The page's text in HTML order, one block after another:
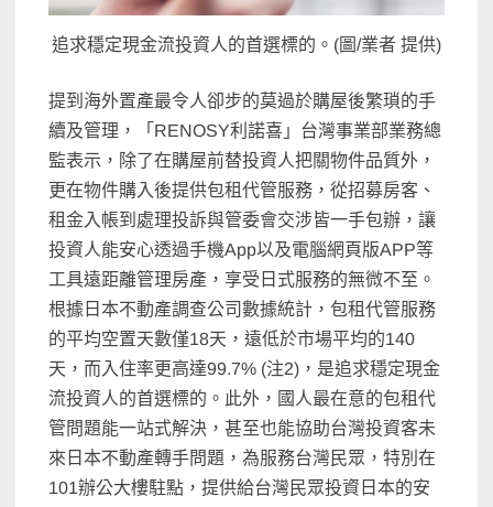
追求穩定現金流投資人的首選標的。(圖/業者 提供)
提到海外置產最令人卻步的莫過於購屋後繁瑣的手
續及管理，「RENOSY利諾喜」台灣事業部業務總
監表示，除了在購屋前替投資人把關物件品質外，
更在物件購入後提供包租代管服務，從招募房客、
租金入帳到處理投訴與管委會交涉皆一手包辦，讓
投資人能安心透過手機App以及電腦網頁版APP等
工具遠距離管理房產，享受日式服務的無微不至。
根據日本不動產調查公司數據統計，包租代管服務
的平均空置天數僅18天，遠低於市場平均的140
天，而入住率更高達99.7% (注2)，是追求穩定現金
流投資人的首選標的。此外，國人最在意的包租代
管問題能一站式解決，甚至也能協助台灣投資客未
來日本不動產轉手問題，為服務台灣民眾，特別在
101辦公大樓駐點，提供給台灣民眾投資日本的安